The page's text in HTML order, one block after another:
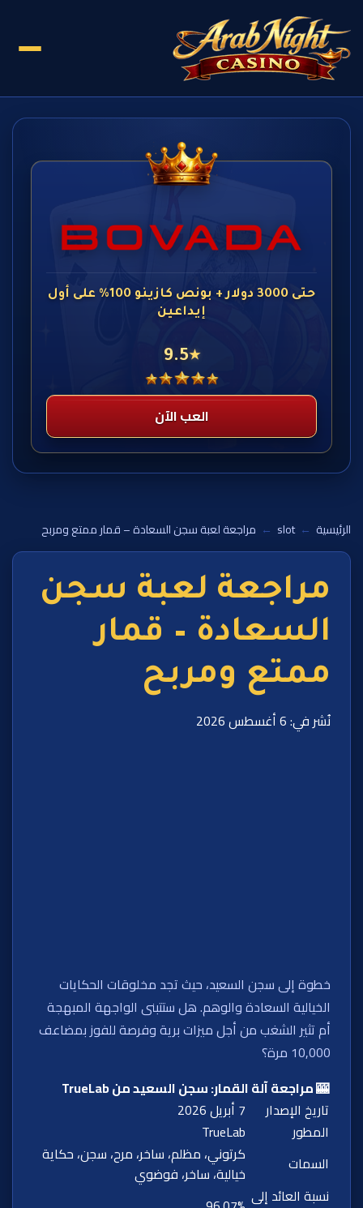
حتى 3000 دولار + بونص كازينو 100% على أول
إيداعين
★
9.5
العب الآن
الرئيسية ←
slot
← مراجعة لعبة سجن السعادة – قمار ممتع ومربح
مراجعة لعبة سجن
السعادة – قمار
ممتع ومربح
نُشر في: 6 أغسطس 2026
خطوة إلى سجن السعيد، حيث تجد مخلوقات الحكايات
الخيالية السعادة والوهم. هل ستتبنى الواجهة المبهجة
أم تثير الشغب من أجل ميزات برية وفرصة للفوز بمضاعف
10,000 مرة؟
🎰 مراجعة آلة القمار: سجن السعيد من TrueLab
تاريخ الإصدار
7 أبريل 2026
المطور
TrueLab
السمات
كرتوني، مظلم، ساخر، مرح، سجن، حكاية
خيالية، ساخر، فوضوي
نسبة العائد إلى